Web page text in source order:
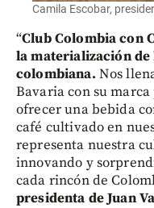
Camila Escobar,
“Club Colombia con
la materialización
colombiana. Nos
Bavaria con su
ofrecer una bebida
café cultivado en
representa nuestra
innovando y
cada rincón de
presidenta de Juan